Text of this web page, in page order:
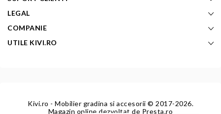
LEGAL
COMPANIE
UTILE KIVI.RO
Kivi.ro - Mobilier gradina si accesorii © 2017-2026.
Magazin online dezvoltat de Presta.ro